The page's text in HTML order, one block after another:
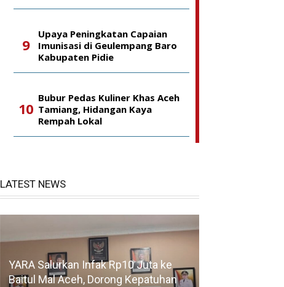
Upaya Peningkatan Capaian
Imunisasi di Geulempang Baro
Kabupaten Pidie
Bubur Pedas Kuliner Khas Aceh
Tamiang, Hidangan Kaya
Rempah Lokal
LATEST NEWS
YARA Salurkan Infak Rp10 Juta ke
Baitul Mal Aceh, Dorong Kepatuhan